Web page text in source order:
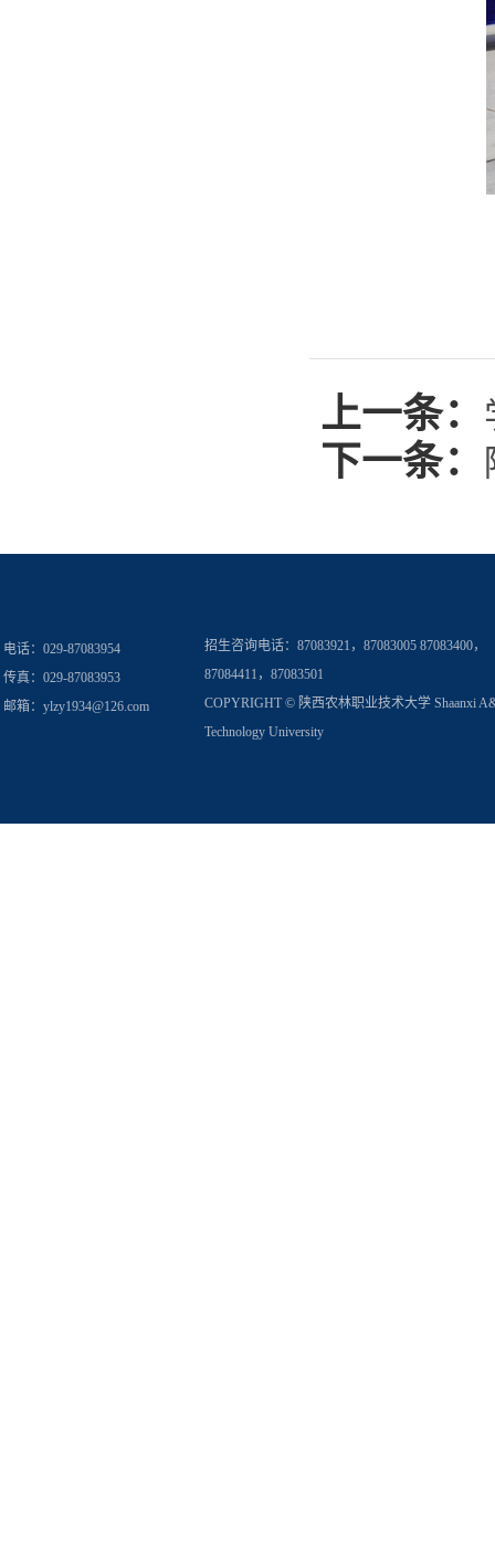
上一条：
下一条：
电话：029-87083954
传真：029-87083953
邮箱： ylzy1934@126.com
招生咨询电话： 87083921，87083005 87083400，
87084411，87083501
COPYRIGHT © 陕西农林职业技术大学 Shaanxi
Technology University